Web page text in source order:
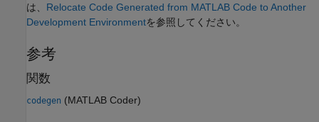
は、 Relocate Code Generated from MATLAB Code to Another
Development Environmentを参照してください。
参考
関数
codegen (MATLAB Coder)